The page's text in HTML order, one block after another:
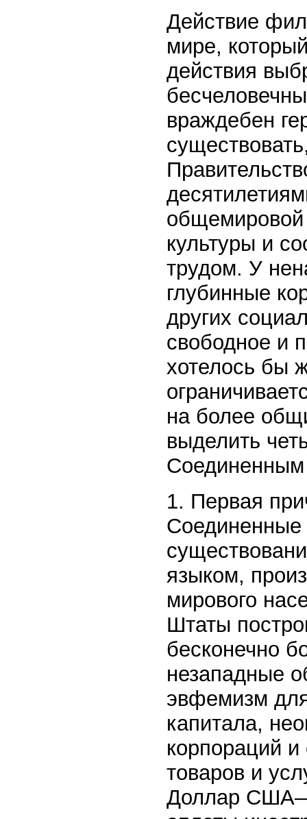
Действие
мире,
действия
враждебен
общемировой
культуры и
трудом. У
глубинные
других
свободное и
хотелось бы
на более
выделить
1. Первая
языком,
мирового
Штаты
бесконечно
незападные
эвфемизм
капитала,
корпораций и
товаров и
Доллар